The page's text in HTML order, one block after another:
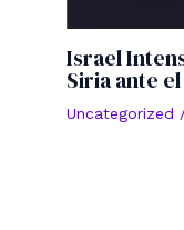
Israel
Siria ante
Uncategorized